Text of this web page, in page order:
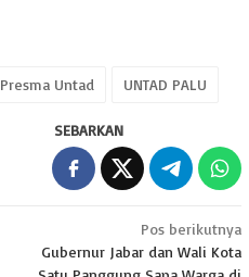
Presma Untad UNTAD PALU
SEBARKAN
Pos berikutnya
Gubernur Jabar dan Wali Kota